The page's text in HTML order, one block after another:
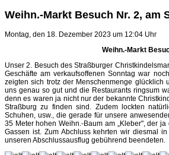
Weihn.-Markt Besuch Nr. 2, am
Montag, den 18. Dezember 2023 um 12:04 Uhr
Weihn.-Markt
Unser 2. Besuch des Straßburger
Geschäfte am verkaufsoffenen Sonntag war
zeigten sich trotz der Menschenmenge
uns genau so gut und die Restaurants ringsum
denn es waren ja nicht nur der bekannte
Straßburg zu finden sind. Zudem lockten
Schuhen, usw., die gerade für unsere
35 Meter hohen Weihn.-Baum am „Kleber", der
Gassen ist. Zum Abchluss kehrten wir diesmal
unseren Abschlussausflug gebührend beendeten.